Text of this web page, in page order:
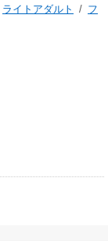
ライトアダルト / フ